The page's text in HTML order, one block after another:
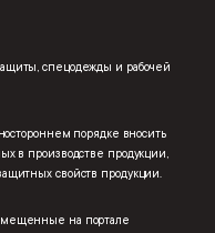
спецодежды и рабочей
порядке вносить
в производстве продукции,
свойств продукции.
на портале